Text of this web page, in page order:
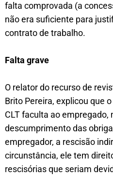
falta comprovada (a
não era suficiente para
contrato de trabalho.
Falta grave
O relator do recurso de
Brito Pereira, explicou que
CLT faculta ao empregado,
descumprimento das
empregador, a rescisão
circunstância, ele tem
rescisórias que seriam